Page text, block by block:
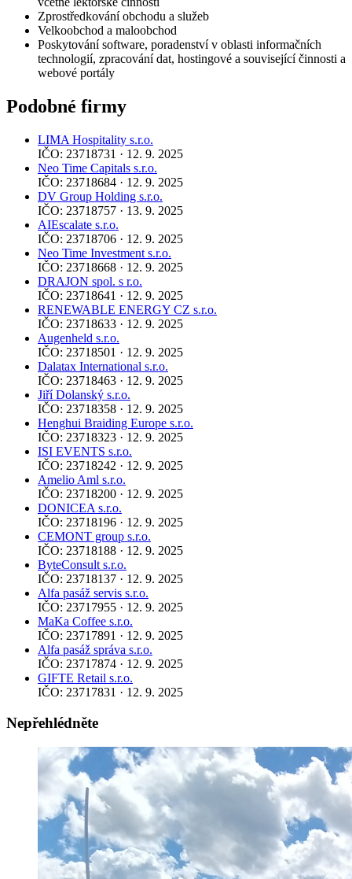
Zprostředkování obchodu a služeb
Velkoobchod a maloobchod
Poskytování software, poradenství v oblasti informačních
technologií, zpracování dat, hostingové a související činnosti a
webové portály
Podobné firmy
LIMA Hospitality s.r.o.
IČO: 23718731 · 12. 9. 2025
Neo Time Capitals s.r.o.
IČO: 23718684 · 12. 9. 2025
DV Group Holding s.r.o.
IČO: 23718757 · 13. 9. 2025
AIEscalate s.r.o.
IČO: 23718706 · 12. 9. 2025
Neo Time Investment s.r.o.
IČO: 23718668 · 12. 9. 2025
DRAJON spol. s r.o.
IČO: 23718641 · 12. 9. 2025
RENEWABLE ENERGY CZ s.r.o.
IČO: 23718633 · 12. 9. 2025
Augenheld s.r.o.
IČO: 23718501 · 12. 9. 2025
Dalatax International s.r.o.
IČO: 23718463 · 12. 9. 2025
Jiří Dolanský s.r.o.
IČO: 23718358 · 12. 9. 2025
Henghui Braiding Europe s.r.o.
IČO: 23718323 · 12. 9. 2025
ISI EVENTS s.r.o.
IČO: 23718242 · 12. 9. 2025
Amelio Aml s.r.o.
IČO: 23718200 · 12. 9. 2025
DONICEA s.r.o.
IČO: 23718196 · 12. 9. 2025
CEMONT group s.r.o.
IČO: 23718188 · 12. 9. 2025
ByteConsult s.r.o.
IČO: 23718137 · 12. 9. 2025
Alfa pasáž servis s.r.o.
IČO: 23717955 · 12. 9. 2025
MaKa Coffee s.r.o.
IČO: 23717891 · 12. 9. 2025
Alfa pasáž správa s.r.o.
IČO: 23717874 · 12. 9. 2025
GIFTE Retail s.r.o.
IČO: 23717831 · 12. 9. 2025
Nepřehlédněte